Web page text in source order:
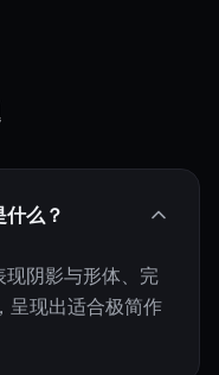
么？
阴影与形体、完
呈现出适合极简作